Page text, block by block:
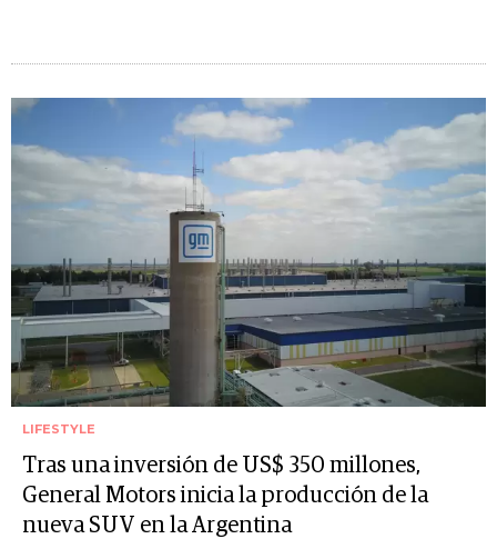
LIFESTYLE
Tras una inversión de US$ 350 millones,
General Motors inicia la producción de la
nueva SUV en la Argentina